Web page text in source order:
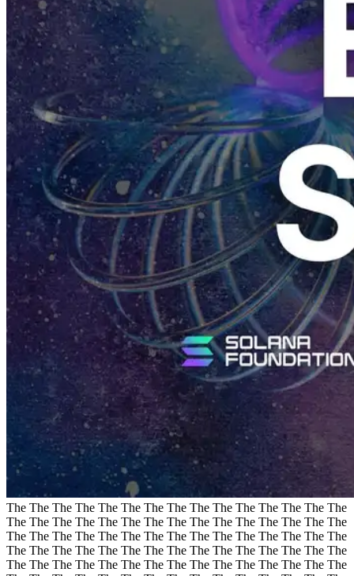
The The The The The The The The The The The The The The The
The The The The The The The The The The The The The The The
The The The The The The The The The The The The The The The
The The The The The The The The The The The The The The The
The The The The The The The The The The The The The The The